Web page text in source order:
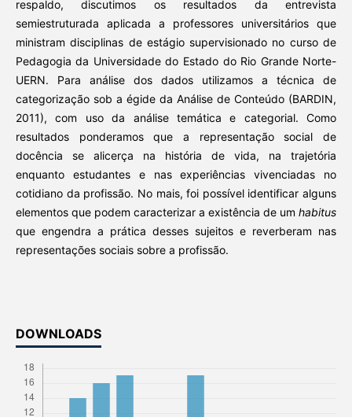
respaldo, discutimos os resultados da entrevista
semiestruturada aplicada a professores universitários que
ministram disciplinas de estágio supervisionado no curso de
Pedagogia da Universidade do Estado do Rio Grande Norte-
UERN. Para análise dos dados utilizamos a técnica de
categorização sob a égide da Análise de Conteúdo (BARDIN,
2011), com uso da análise temática e categorial. Como
resultados ponderamos que a representação social de
docência se alicerça na história de vida, na trajetória
enquanto estudantes e nas experiências vivenciadas no
cotidiano da profissão. No mais, foi possível identificar alguns
elementos que podem caracterizar a existência de umhabitus
que engendra a prática desses sujeitos e reverberam nas
representações sociais sobre a profissão.
DOWNLOADS